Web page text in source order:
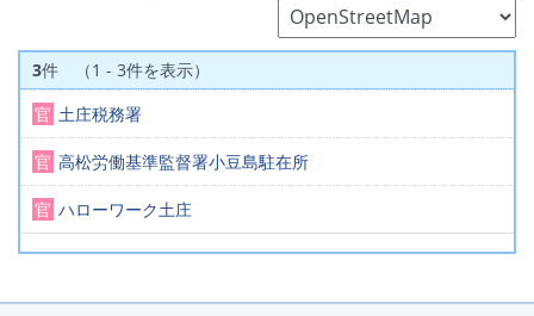
3件 （1 - 3件を表示）
官 土庄税務署
官 高松労働基準監督署小豆島駐在所
官 ハローワーク土庄